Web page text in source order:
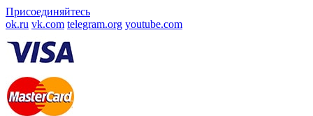
Присоединяйтесь
ok.ru vk.com telegram.org youtube.com